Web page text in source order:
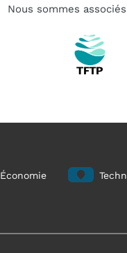
Nous sommes
Économie